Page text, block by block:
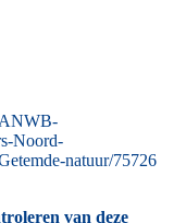
ANWB-
Noord-
natuur/75726
van deze